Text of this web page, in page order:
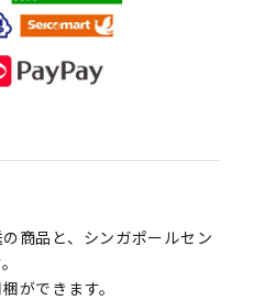
商品と、シンガポールセン
ができます。